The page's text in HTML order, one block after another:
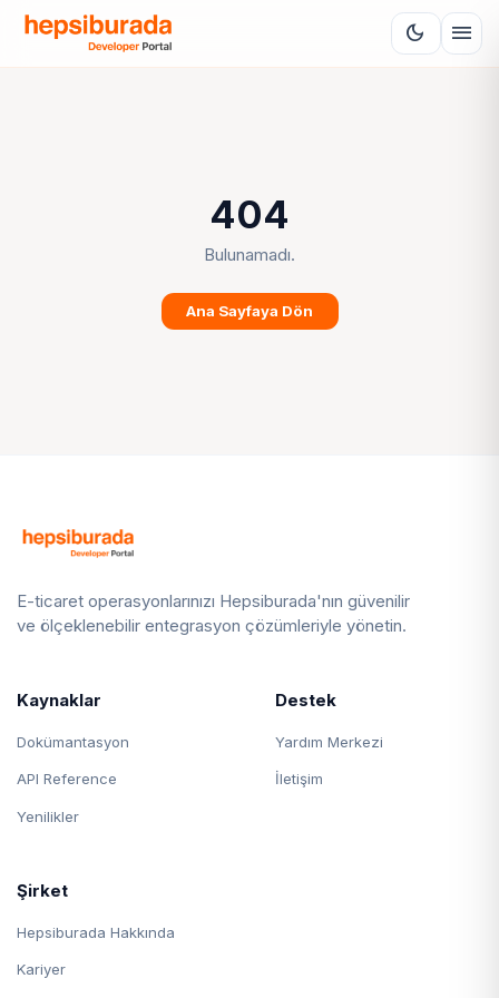
dark_mode menu
404
Bulunamadı.
Ana Sayfaya Dön
E-ticaret operasyonlarınızı Hepsiburada'nın güvenilir
ve ölçeklenebilir entegrasyon çözümleriyle yönetin.
Kaynaklar
Dokümantasyon
API Reference
Yenilikler
Destek
Yardım Merkezi
İletişim
Şirket
Hepsiburada Hakkında
Kariyer